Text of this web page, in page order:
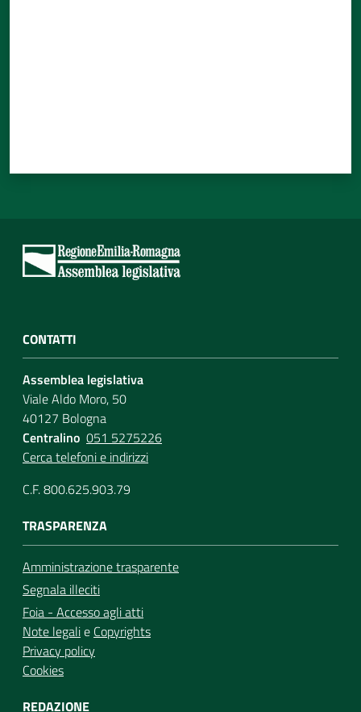
CONTATTI
Assemblea legislativa
Viale Aldo Moro, 50
40127 Bologna
Centralino 051 5275226
Cerca telefoni e indirizzi
C.F. 800.625.903.79
TRASPARENZA
Amministrazione trasparente
Segnala illeciti
Foia - Accesso agli atti
Note legalie Copyrights
Privacy policy
Cookies
REDAZIONE